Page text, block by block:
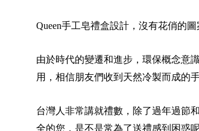
Queen手工皂禮盒設計，沒有花俏的
由於時代的變遷和進步，環保概念意
用，相信朋友們收到天然冷製而成的
台灣人非常講就禮數，除了過年過節
全的您，是不是常為了送禮感到困惑